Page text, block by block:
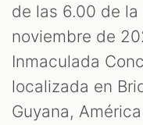
de las 6.00 de
noviembre de
Inmaculada
localizada en
Guyana,